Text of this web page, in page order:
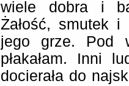
wiele dobra i
Żałość, smutek i
jego grze. Pod
płakałam. Inni
docierała do